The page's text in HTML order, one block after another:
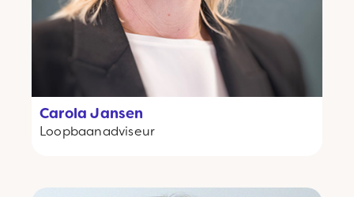
Carola Jansen
Loopbaanadviseur